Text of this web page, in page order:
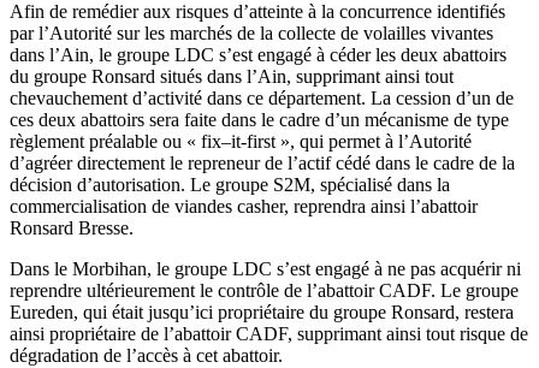
Afin de remédier aux risques d’atteinte à la concurrence identifiés
par l’Autorité sur les marchés de la collecte de volailles vivantes
dans l’Ain, le groupe LDC s’est engagé à céder les deux abattoirs
du groupe Ronsard situés dans l’Ain, supprimant ainsi tout
chevauchement d’activité dans ce département. La cession d’un de
ces deux abattoirs sera faite dans le cadre d’un mécanisme de type
règlement préalable ou « fix–it-first », qui permet à l’Autorité
d’agréer directement le repreneur de l’actif cédé dans le cadre de la
décision d’autorisation. Le groupe S2M, spécialisé dans la
commercialisation de viandes casher, reprendra ainsi l’abattoir
Ronsard Bresse.
Dans le Morbihan, le groupe LDC s’est engagé à ne pas acquérir ni
reprendre ultérieurement le contrôle de l’abattoir CADF. Le groupe
Eureden, qui était jusqu’ici propriétaire du groupe Ronsard, restera
ainsi propriétaire de l’abattoir CADF, supprimant ainsi tout risque de
dégradation de l’accès à cet abattoir.